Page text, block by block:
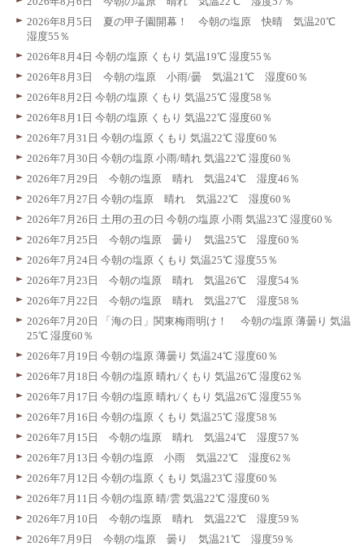
2026年8月5日 夏の甲子園開幕！ 今朝の塩原 快晴 気温20℃
湿度55％
2026年8月4日 今朝の塩原 くもり 気温19℃ 湿度55％
2026年8月3日 今朝の塩原 小雨/曇 気温21℃ 湿度60％
2026年8月2日 今朝の塩原 くもり 気温25℃ 湿度58％
2026年8月1日 今朝の塩原 くもり 気温22℃ 湿度60％
2026年7月31日 今朝の塩原 くもり 気温22℃ 湿度60％
2026年7月30日 今朝の塩原 小雨/晴れ 気温22℃ 湿度60％
2026年7月29日 今朝の塩原 晴れ 気温24℃ 湿度46％
2026年7月27日 今朝の塩原 晴れ 気温22℃ 湿度60％
2026年7月26日 土用の丑の日 今朝の塩原 小雨 気温23℃ 湿度60％
2026年7月25日 今朝の塩原 曇り 気温25℃ 湿度60％
2026年7月24日 今朝の塩原 くもり 気温25℃ 湿度55％
2026年7月23日 今朝の塩原 晴れ 気温26℃ 湿度54％
2026年7月22日 今朝の塩原 晴れ 気温27℃ 湿度58％
2026年7月20日 「海の日」関東梅雨明け！ 今朝の塩原 薄曇り 気温
25℃ 湿度60％
2026年7月19日 今朝の塩原 薄曇り 気温24℃ 湿度60％
2026年7月18日 今朝の塩原 晴れ/くもり 気温26℃ 湿度62％
2026年7月17日 今朝の塩原 晴れ/くもり 気温26℃ 湿度55％
2026年7月16日 今朝の塩原 くもり 気温25℃ 湿度58％
2026年7月15日 今朝の塩原 晴れ 気温24℃ 湿度57％
2026年7月13日 今朝の塩原 小雨 気温22℃ 湿度62％
2026年7月12日 今朝の塩原 くもり 気温23℃ 湿度60％
2026年7月11日 今朝の塩原 晴/雲 気温22℃ 湿度60％
2026年7月10日 今朝の塩原 晴れ 気温22℃ 湿度59％
2026年7月9日 今朝の塩原 曇り 気温21℃ 湿度59％